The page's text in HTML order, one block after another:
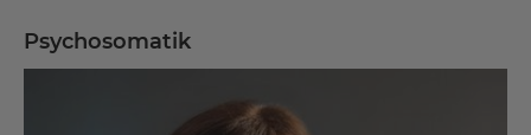
Psychosomatik